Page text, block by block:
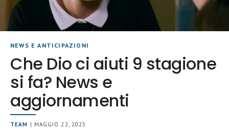
NEWS E ANTICIPAZIONI
Che Dio ci aiuti 9 stagione
si fa? News e
aggiornamenti
TEAM | MAGGIO 22, 2025